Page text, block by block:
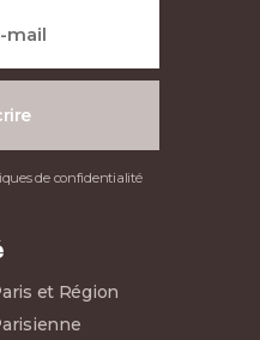
de confidentialité
et Région